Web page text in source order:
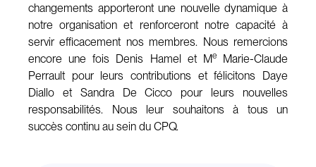
changements apporteront une nouvelle dynamique à
notre organisation et renforceront notre capacité à
servir efficacement nos membres. Nous remercions
encore une fois Denis Hamel et MeMarie-Claude
Perrault pour leurs contributions et félicitons Daye
Diallo et Sandra De Cicco pour leurs nouvelles
responsabilités. Nous leur souhaitons à tous un
succès continu au sein du CPQ.